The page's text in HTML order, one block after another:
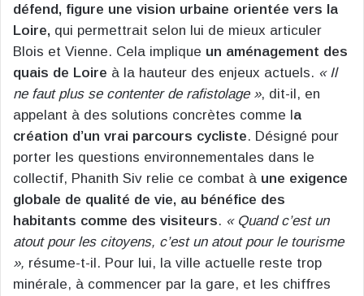
défend, figure une vision urbaine orientée vers la
Loire, qui permettrait selon lui de mieux articuler
Blois et Vienne. Cela implique un aménagement des
quais de Loire à la hauteur des enjeux actuels. « Il
ne faut plus se contenter de rafistolage », dit-il, en
appelant à des solutions concrètes comme la
création d’un vrai parcours cycliste. Désigné pour
porter les questions environnementales dans le
collectif, Phanith Siv relie ce combat à une exigence
globale de qualité de vie, au bénéfice des
habitants comme des visiteurs. « Quand c’est un
atout pour les citoyens, c’est un atout pour le tourisme
», résume-t-il. Pour lui, la ville actuelle reste trop
minérale, à commencer par la gare, et les chiffres